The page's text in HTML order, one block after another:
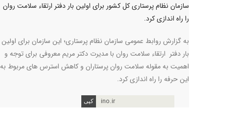
سازمان نظام پرستاری کل کشور برای اولین بار دفتر ارتقاء سلامت روان
را راه اندازی کرد.
به گزارش روابط عمومی سازمان نظام پرستاری؛ این سازمان برای اولین
بار دفتر ارتقاء سلامت روان با مدیرت دکتر مریم معروفی برای توجه و
اهمیت به مقوله سلامت روان پرستاران و کاهش استرس های مربوط به
این حرفه را راه اندازی کرد.
ino.ir